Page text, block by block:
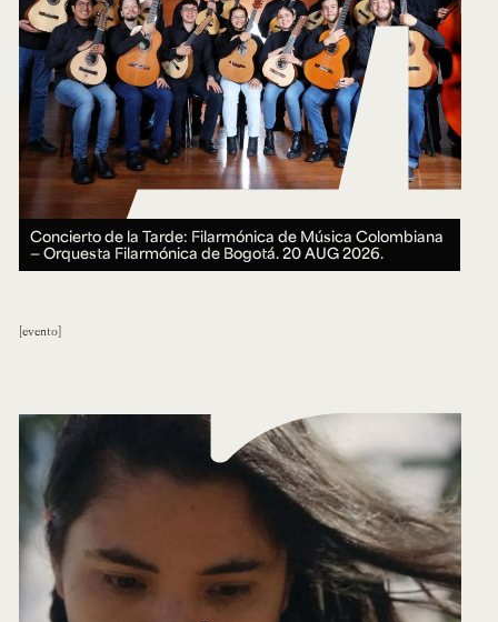
Concierto de la Tarde: Filarmónica de Música Colombiana
— Orquesta Filarmónica de Bogotá.20 AUG 2026.
evento